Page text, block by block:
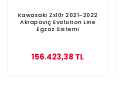
Kawasaki Zx10r 2021-2022
Akrapoviç Evolution Line
Egzoz Sistemi
156.423,38 TL